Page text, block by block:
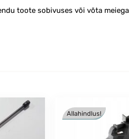
toote sobivuses või võta
Allahindlus!